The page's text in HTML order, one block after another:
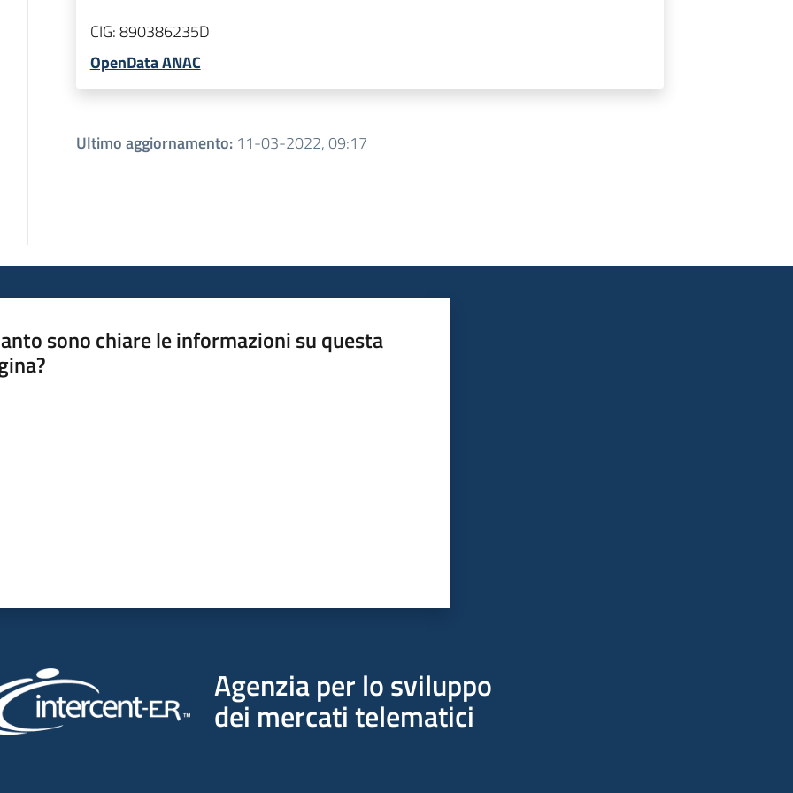
CIG:890386235D
OpenData ANAC
Ultimo aggiornamento: 11-03-2022, 09:17
sono chiare le informazioni su questa
Agenzia per lo sviluppo
dei mercati telematici